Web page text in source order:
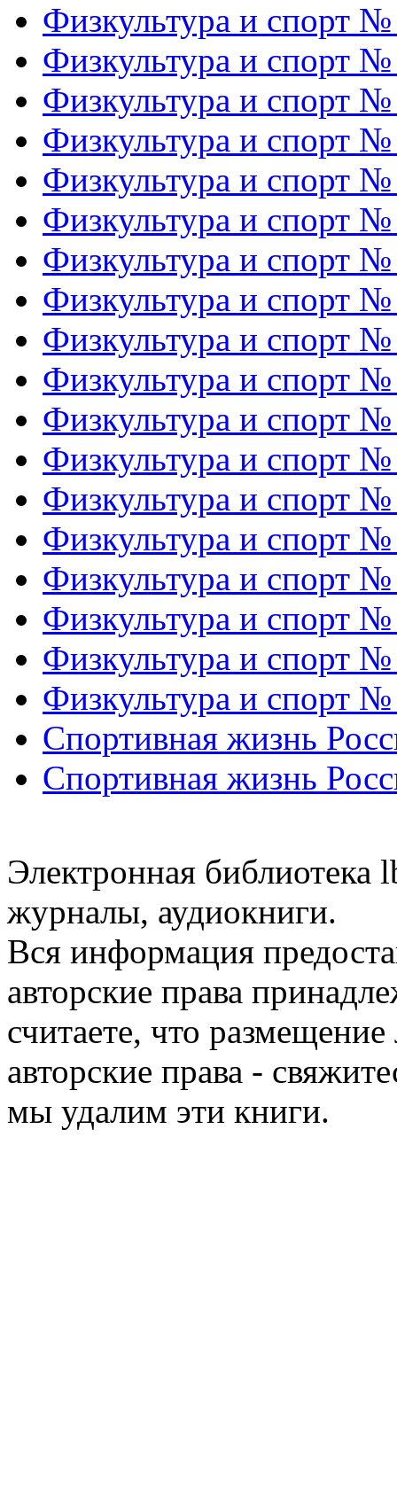
Физкультура и спорт
Физкультура и спорт
Физкультура и спорт
Физкультура и спорт
Физкультура и спорт
Физкультура и спорт
Физкультура и спорт
Физкультура и спорт
Физкультура и спорт
Физкультура и спорт
Физкультура и спорт
Физкультура и спорт
Физкультура и спорт
Физкультура и спорт
Физкультура и спорт
Физкультура и спорт
Физкультура и спорт
Физкультура и спорт
Спортивная жизнь
Спортивная жизнь
Электронная библиотека
журналы, аудиокниги.
Вся информация
авторские права
считаете, что
авторские права -
мы удалим эти книги.